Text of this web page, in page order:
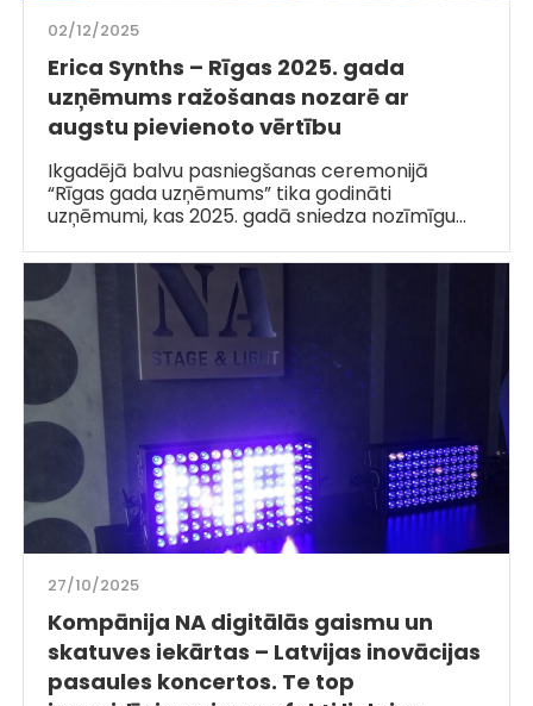
02/12/2025
Erica Synths – Rīgas 2025. gada
uzņēmums ražošanas nozarē ar
augstu pievienoto vērtību
Ikgadējā balvu pasniegšanas ceremonijā
“Rīgas gada uzņēmums” tika godināti
uzņēmumi, kas 2025. gadā sniedza nozīmīgu…
27/10/2025
Kompānija NA digitālās gaismu un
skatuves iekārtas – Latvijas inovācijas
pasaules koncertos. Te top